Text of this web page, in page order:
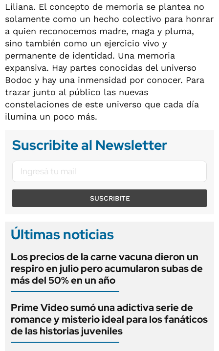
Liliana. El concepto de memoria se plantea no
solamente como un hecho colectivo para honrar
a quien reconocemos madre, maga y pluma,
sino también como un ejercicio vivo y
permanente de identidad. Una memoria
expansiva. Hay partes conocidas del universo
Bodoc y hay una inmensidad por conocer. Para
trazar junto al público las nuevas
constelaciones de este universo que cada día
ilumina un poco más.
Suscribite al Newsletter
SUSCRIBITE
Últimas noticias
Los precios de la carne vacuna dieron un
respiro en julio pero acumularon subas de
más del 50% en un año
Prime Video sumó una adictiva serie de
romance y misterio ideal para los fanáticos
de las historias juveniles